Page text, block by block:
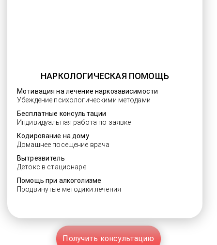
НАРКОЛОГИЧЕСКАЯ ПОМОЩЬ
Мотивация на лечение наркозависимости
Убеждение психологическими методами
Бесплатные консультации
Индивидуальная работа по заявке
Кодирование на дому
Домашнее посещение врача
Вытрезвитель
Детокс в стационаре
Помощь при алкоголизме
Продвинутые методики лечения
Получить консультацию